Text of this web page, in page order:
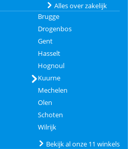
Alles over zakelijk
Brugge
Drogenbos
Gent
Hasselt
Hognoul
Kuurne
Mechelen
Olen
Schoten
Wilrijk
Bekijk al onze 11 winkels